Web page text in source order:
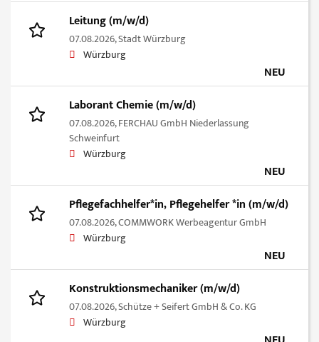
Leitung (m/w/d)
07.08.2026,Stadt Würzburg
Würzburg
NEU
Laborant Chemie (m/w/d)
07.08.2026,FERCHAU GmbH Niederlassung
Schweinfurt
Würzburg
NEU
Pflegefachhelfer*in, Pflegehelfer *in (m/w/d)
07.08.2026,COMMWORK Werbeagentur GmbH
Würzburg
NEU
Konstruktionsmechaniker (m/w/d)
07.08.2026,Schütze + Seifert GmbH & Co. KG
Würzburg